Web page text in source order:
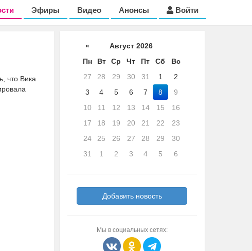
Эфиры Видео Анонсы Войти
что Вика
«
Август 2026
Пн
Вт Ср Чт Пт Сб
Вс
27
28 29 30 31 1
2
3
4 5 6 7 8
9
10
11 12 13 14 15
16
17
18 19 20 21 22
23
24
25 26 27 28 29
30
31
1 2 3 4 5 6
Добавить новость
Мы в социальных сетях: